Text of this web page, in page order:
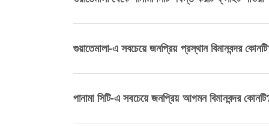
গুয়াতেমালা-এ সবচেয়ে জনপ্রিয় প্রস্থান বিমানবন্দর
পানামা সিটি-এ সবচেয়ে জনপ্রিয় আগমন বিমানবন্দর